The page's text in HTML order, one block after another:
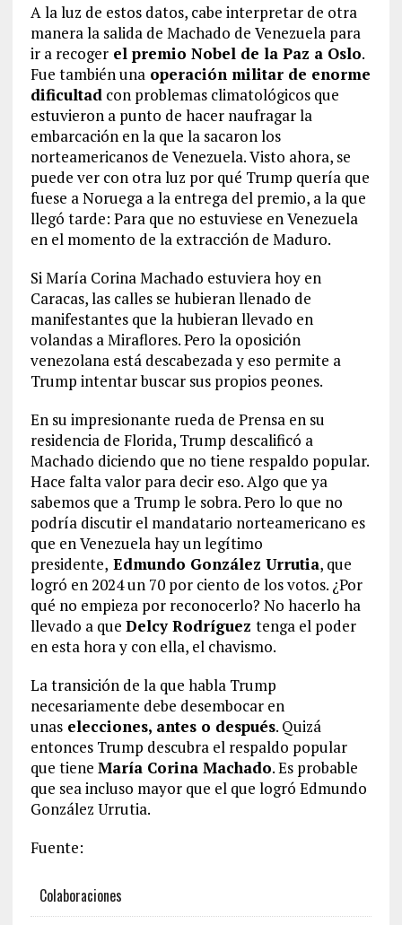
A la luz de estos datos, cabe interpretar de otra
manera la salida de Machado de Venezuela para
ir a recogerel premio Nobel de la Paz a Oslo.
Fue también unaoperación militar de enorme
dificultadcon problemas climatológicos que
estuvieron a punto de hacer naufragar la
embarcación en la que la sacaron los
norteamericanos de Venezuela. Visto ahora, se
puede ver con otra luz por qué Trump quería que
fuese a Noruega a la entrega del premio, a la que
llegó tarde: Para que no estuviese en Venezuela
en el momento de la extracción de Maduro.
Si María Corina Machado estuviera hoy en
Caracas, las calles se hubieran llenado de
manifestantes que la hubieran llevado en
volandas a Miraflores. Pero la oposición
venezolana está descabezada y eso permite a
Trump intentar buscar sus propios peones.
En su impresionante rueda de Prensa en su
residencia de Florida, Trump descalificó a
Machado diciendo que no tiene respaldo popular.
Hace falta valor para decir eso. Algo que ya
sabemos que a Trump le sobra. Pero lo que no
podría discutir el mandatario norteamericano es
que en Venezuela hay un legítimo
presidente, Edmundo González Urrutia, que
logró en 2024 un 70 por ciento de los votos. ¿Por
qué no empieza por reconocerlo? No hacerlo ha
llevado a que Delcy Rodríguez tenga el poder
en esta hora y con ella, el chavismo.
La transición de la que habla Trump
necesariamente debe desembocar en
unaselecciones, antes o después. Quizá
entonces Trump descubra el respaldo popular
que tiene María Corina Machado. Es probable
que sea incluso mayor que el que logró Edmundo
González Urrutia.
Fuente:
Colaboraciones